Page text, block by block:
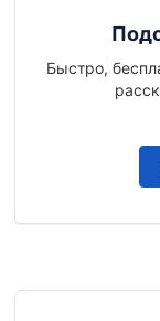
Быстро,